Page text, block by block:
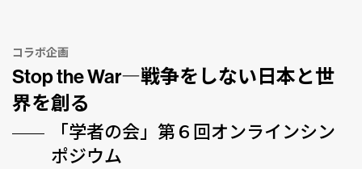
コラボ企画
Stop the War―戦争をしない日本と世
界を創る
「学者の会」第６回オンラインシン
ポジウム